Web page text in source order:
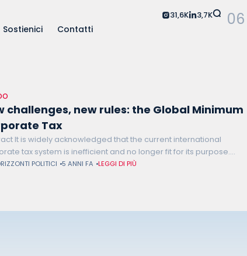
Sostienici Contatti
31,6K 3,7K 06
challenges, new rules: the Global Minimum
Tax
It is widely acknowledged that the current international
tax system is inefficient and no longer fit for its purpose.
enterprises (MNE) exploit the loopholes arising from
POLITICI 5 ANNI FA LEGGI DI PIÙ